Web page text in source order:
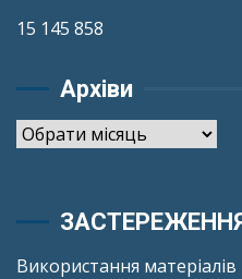
15 145 858
Архіви
Архіви
Використання